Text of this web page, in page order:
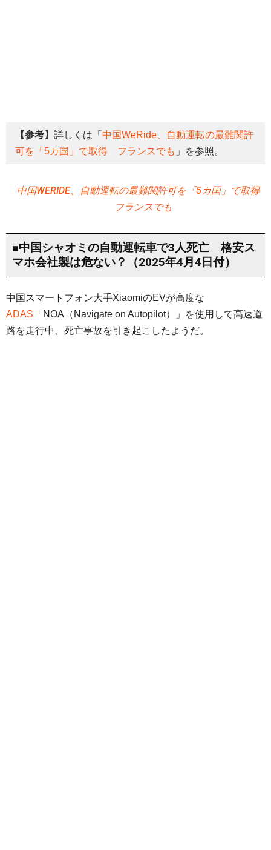
【参考】 詳しくは「 中国WeRide、自動運転の最難関許
可を「5カ国」で取得 フランスでも 」を参照。
中国WERIDE、自動運転の最難関許可を「5カ国」で取得
フランスでも
■中国シャオミの自動運転車で3人死亡 格安ス
マホ会社製は危ない？（2025年4月4日付）
中国スマートフォン大手XiaomiのEVが高度な
ADAS 「NOA（Navigate on Autopilot）」を使用して高速道
路を走行中、死亡事故を引き起こしたようだ。